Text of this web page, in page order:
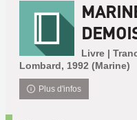
Livre |
Lombard, 1992 (Marine)
Plus d'infos